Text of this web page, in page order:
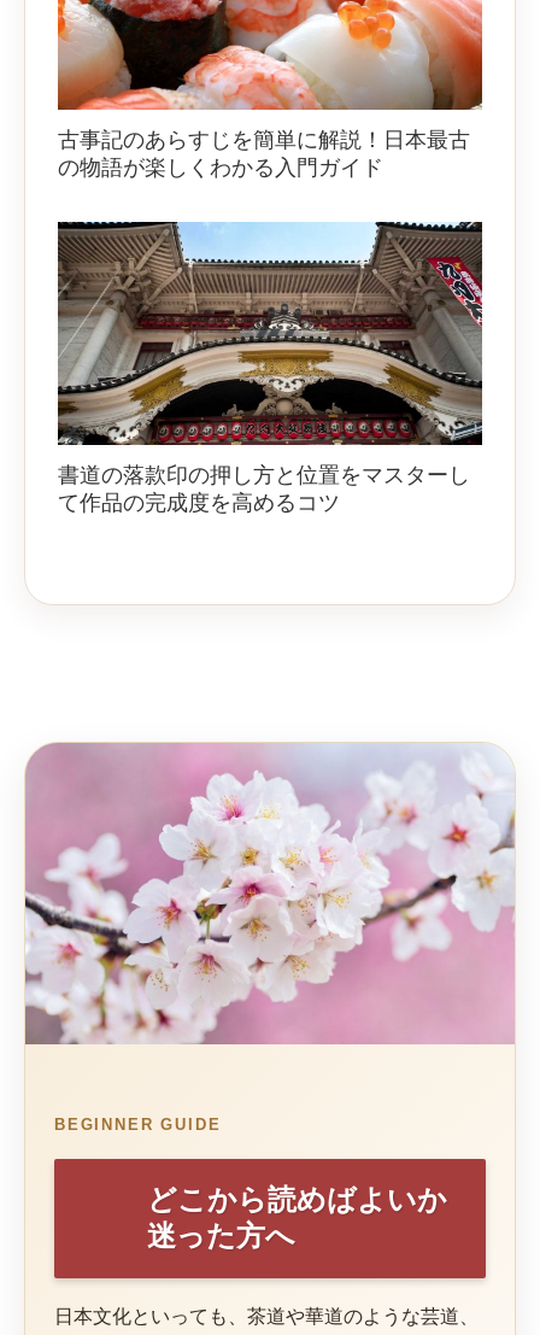
古事記のあらすじを簡単に解説！日本最古
の物語が楽しくわかる入門ガイド
書道の落款印の押し方と位置をマスターし
て作品の完成度を高めるコツ
BEGINNER GUIDE
どこから読めばよいか
迷った方へ
日本文化といっても、茶道や華道のような芸道、